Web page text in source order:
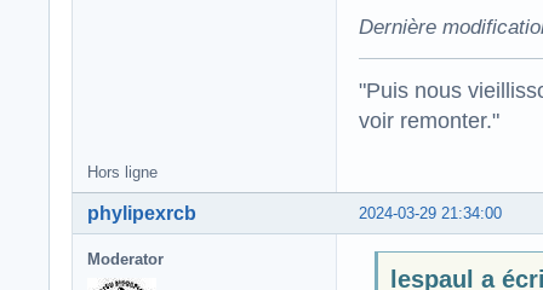
Dernière
"Puis nous
voir remonter."
Hors ligne
2024-03-29 21:34:00
phylipexrcb
Moderator
lespaul a